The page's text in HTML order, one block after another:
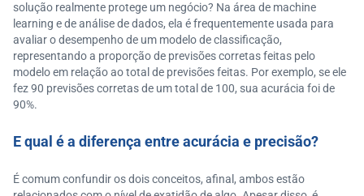
solução realmente protege um negócio? Na área de machine
learning e de análise de dados, ela é frequentemente usada para
avaliar o desempenho de um modelo de classificação,
representando a proporção de previsões corretas feitas pelo
modelo em relação ao total de previsões feitas. Por exemplo, se ele
fez 90 previsões corretas de um total de 100, sua acurácia foi de
90%.
E qual é a diferença entre acurácia e precisão?
É comum confundir os dois conceitos, afinal, ambos estão